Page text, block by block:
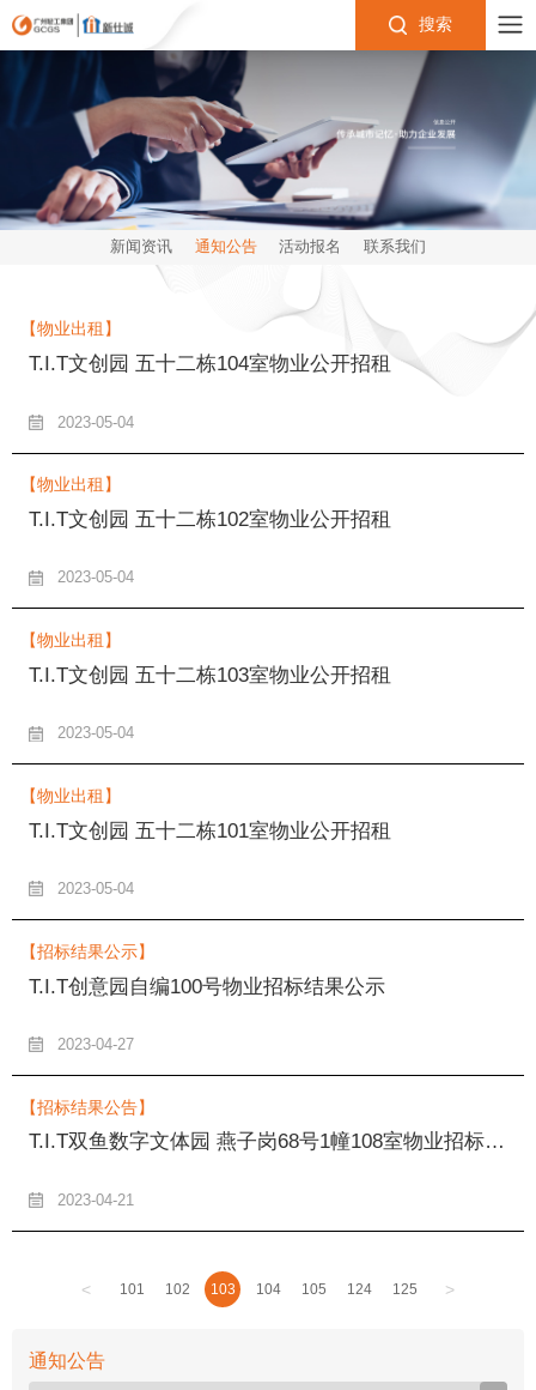
搜索
新闻资讯 通知公告 活动报名 联系我们
【物业出租】
T.I.T文创园 五十二栋104室物业公开招租
2023-05-04
【物业出租】
T.I.T文创园 五十二栋102室物业公开招租
2023-05-04
【物业出租】
T.I.T文创园 五十二栋103室物业公开招租
2023-05-04
【物业出租】
T.I.T文创园 五十二栋101室物业公开招租
2023-05-04
【招标结果公示】
T.I.T创意园自编100号物业招标结果公示
2023-04-27
【招标结果公告】
T.I.T双鱼数字文体园 燕子岗68号1幢108室物业招标结果公告
2023-04-21
< 101 102 103 104 105 124 125 >
通知公告